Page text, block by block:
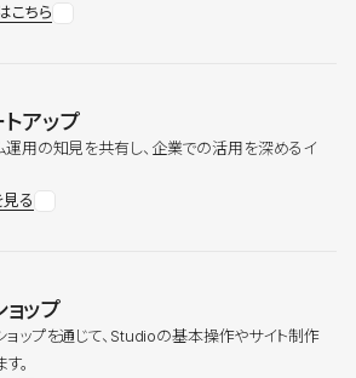
こちら
アップ
運用の知見を共有し、企業での活用を深めるイ
る
ップ
ップを通じて、Studioの基本操作やサイト制作
。